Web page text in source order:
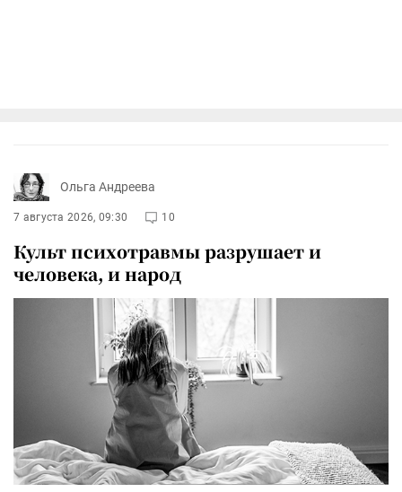
Ольга Андреева
7 августа 2026, 09:30 10
Культ психотравмы разрушает и
человека, и народ